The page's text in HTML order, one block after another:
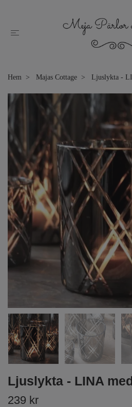
Hem Majas Cottage Ljuslykta -
Ljuslykta - LINA
239 kr